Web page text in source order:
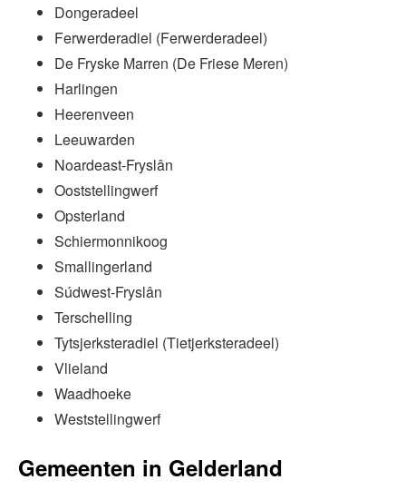
Dongeradeel
Ferwerderadiel (Ferwerderadeel)
De Fryske Marren (De Friese Meren)
Harlingen
Heerenveen
Leeuwarden
Noardeast-Fryslân
Ooststellingwerf
Opsterland
Schiermonnikoog
Smallingerland
Súdwest-Fryslân
Terschelling
Tytsjerksteradiel (Tietjerksteradeel)
Vlieland
Waadhoeke
Weststellingwerf
Gemeenten in Gelderland